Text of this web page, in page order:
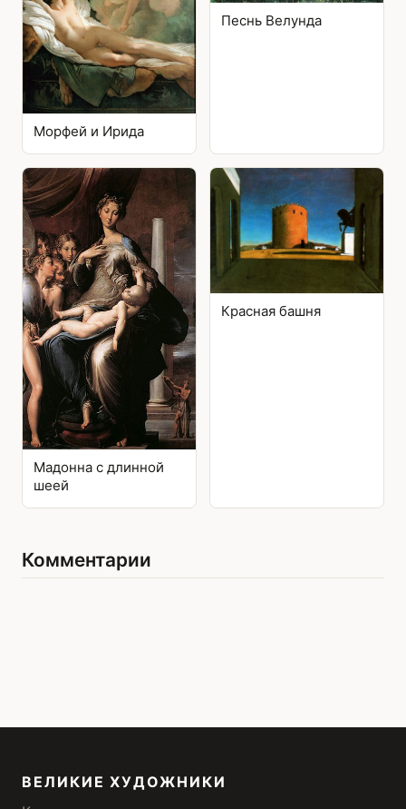
Морфей и Ирида
Песнь Велунда
Мадонна с длинной
шеей
Красная башня
Комментарии
ВЕЛИКИЕ ХУДОЖНИКИ